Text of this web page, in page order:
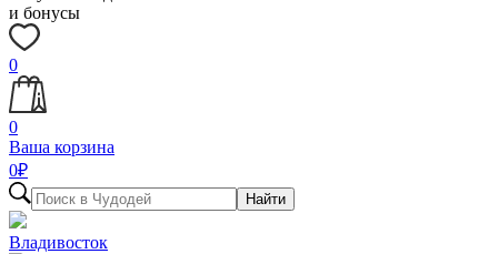
и бонусы
0
0
Ваша корзина
0₽
Найти
Владивосток